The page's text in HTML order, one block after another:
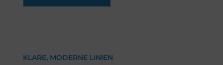
KLARE, MODERNE LINIEN